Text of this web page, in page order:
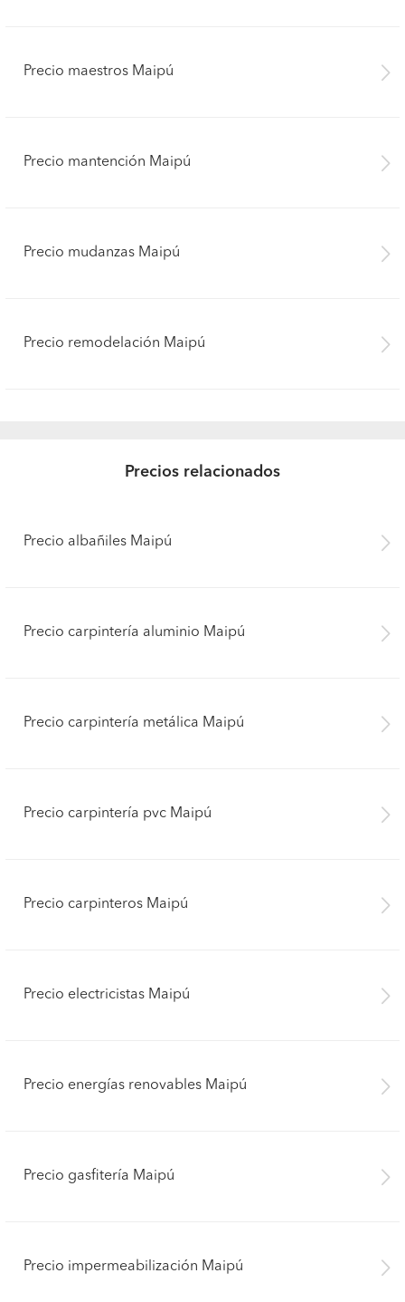
Precio maestros Maipú
Precio mantención Maipú
Precio mudanzas Maipú
Precio remodelación Maipú
Precios relacionados
Precio albañiles Maipú
Precio carpintería aluminio Maipú
Precio carpintería metálica Maipú
Precio carpintería pvc Maipú
Precio carpinteros Maipú
Precio electricistas Maipú
Precio energías renovables Maipú
Precio gasfitería Maipú
Precio impermeabilización Maipú
Pide presupuestos